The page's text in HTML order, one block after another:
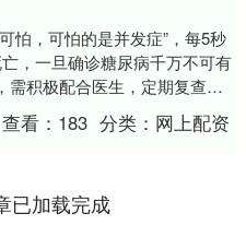
怕，可怕的是并发症”，每5秒
，一旦确诊糖尿病千万不可有
需积极配合医生，定期复查，
筛查并发症。 血管疾病同花易
查看： 183 分类： 网上配资
已加载完成